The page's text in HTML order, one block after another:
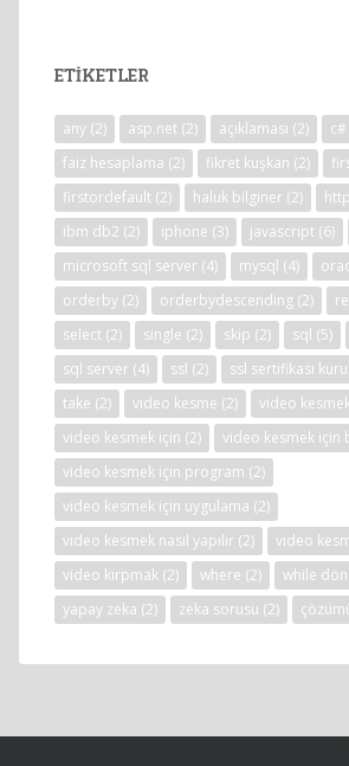
ETIKETLER
any (2) asp.net (2) açıklaması (2) c#
faiz hesaplama (2) fikret kuşkan (2)
firstordefault (2) haluk bilginer (2) http
ibm db2 (2) iphone (3) javascript (6)
microsoft sql server (4) mysql (4)
orderby (2) orderbydescending (2)
select (2) single (2) skip (2) sql (5)
sql server (4) ssl (2) ssl sertifikası
take (2) video kesme (2) video
video kesmek için (2) video kesmek için
video kesmek için program (2)
video kesmek için uygulama (2)
video kesmek nasıl yapılır (2) video
video kırpmak (2) where (2) while
yapay zeka (2) zeka sorusu (2)